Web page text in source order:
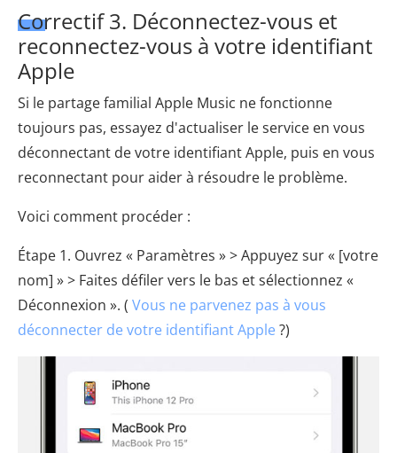
Correctif 3. Déconnectez-vous et
reconnectez-vous à votre identifiant
Apple
Si le partage familial Apple Music ne fonctionne
toujours pas, essayez d'actualiser le service en vous
déconnectant de votre identifiant Apple, puis en vous
reconnectant pour aider à résoudre le problème.
Voici comment procéder :
Étape 1. Ouvrez « Paramètres » > Appuyez sur « [votre
nom] » > Faites défiler vers le bas et sélectionnez «
Déconnexion ». ( Vous ne parvenez pas à vous
déconnecter de votre identifiant Apple ?)